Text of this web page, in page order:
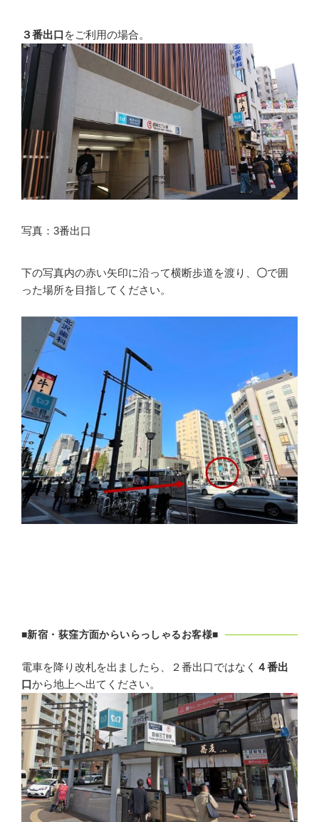
３番出口 をご利用の場合。
写真：3番出口
下の写真内の赤い矢印に沿って横断歩道を渡り、 〇で囲
った場所を目指してください。
■新宿・荻窪方面からいらっしゃるお客様■
電車を降り改札を出ましたら、２番出口ではなく ４番出
口から地上へ出てください。